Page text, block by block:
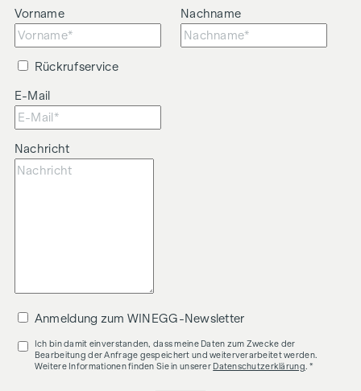
Vorname Nachname
Rückrufservice
E-Mail
Nachricht
Anmeldung zum WINEGG-Newsletter
Ich bin damit einverstanden, dass meine Daten zum Zwecke der
Bearbeitung der Anfrage gespeichert und weiterverarbeitet werden.
Weitere Informationen finden Sie in unserer Datenschutzerklärung . *